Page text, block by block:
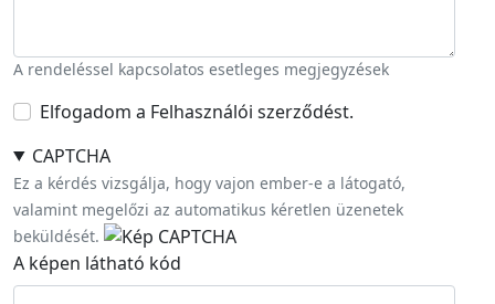
A rendeléssel kapcsolatos esetleges megjegyzések
Elfogadom a Felhasználói szerződést.
CAPTCHA
Ez a kérdés vizsgálja, hogy vajon ember-e a látogató,
valamint megelőzi az automatikus kéretlen üzenetek
beküldését.
A képen látható kód